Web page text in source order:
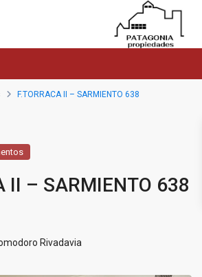
F.TORRACA II – SARMIENTO 638
II – SARMIENTO 638
Rivadavia